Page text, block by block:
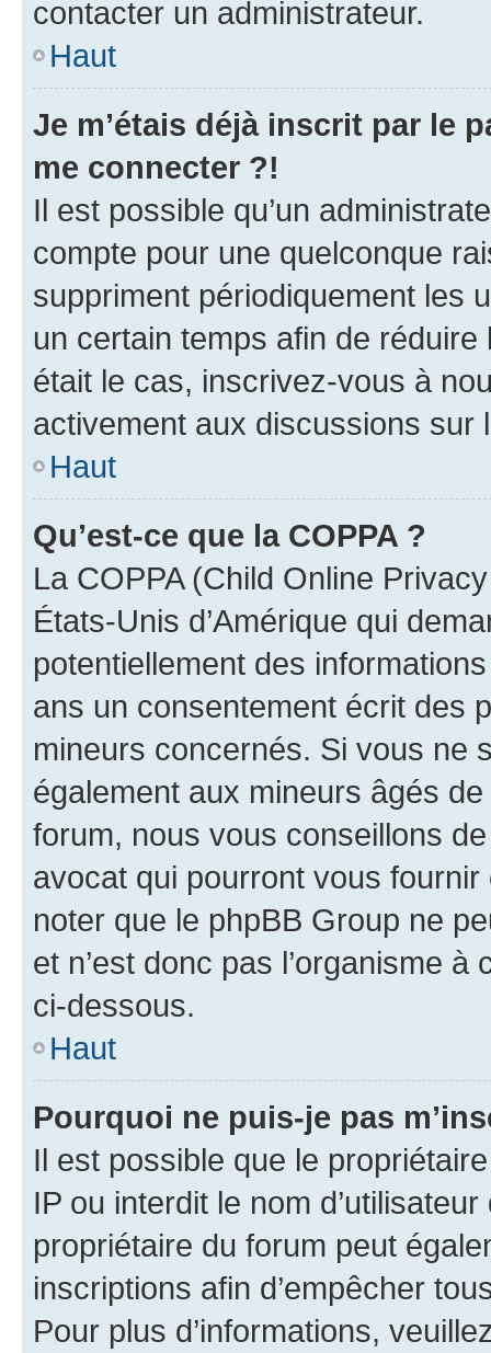
contacter un administrateur.
Haut
Je m’étais déjà inscrit par le
me connecter ?!
Il est possible qu’un
compte pour une quelconque
suppriment périodiquement les
un certain temps afin de
était le cas, inscrivez-vous à
activement aux discussions sur
Haut
Qu’est-ce que la COPPA ?
La COPPA (Child Online
États-Unis d’Amérique qui
potentiellement des
ans un consentement écrit des
mineurs concernés. Si vous ne
également aux mineurs âgés
forum, nous vous conseillons
avocat qui pourront vous
noter que le phpBB Group ne
et n’est donc pas l’organisme
ci-dessous.
Haut
Pourquoi ne puis-je pas
Il est possible que le
IP ou interdit le nom
propriétaire du forum peut
inscriptions afin d’empêcher
Pour plus d’informations,